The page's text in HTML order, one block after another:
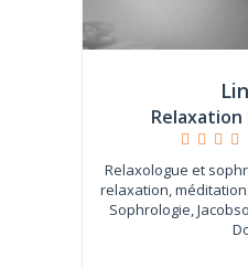
Relaxologue et
relaxation,
Sophrologie,